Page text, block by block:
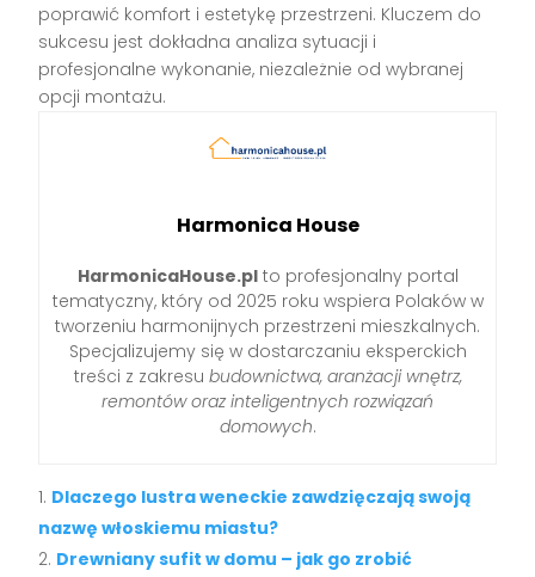
poprawić komfort i estetykę przestrzeni. Kluczem do
sukcesu jest dokładna analiza sytuacji i
profesjonalne wykonanie, niezależnie od wybranej
opcji montażu.
Harmonica House
HarmonicaHouse.plto profesjonalny portal
tematyczny, który od 2025 roku wspiera Polaków w
tworzeniu harmonijnych przestrzeni mieszkalnych.
Specjalizujemy się w dostarczaniu eksperckich
treści z zakresu budownictwa, aranżacji wnętrz,
remontów oraz inteligentnych rozwiązań
domowych.
Dlaczego lustra weneckie zawdzięczają swoją
nazwę włoskiemu miastu?
Drewniany sufit w domu – jak go zrobić